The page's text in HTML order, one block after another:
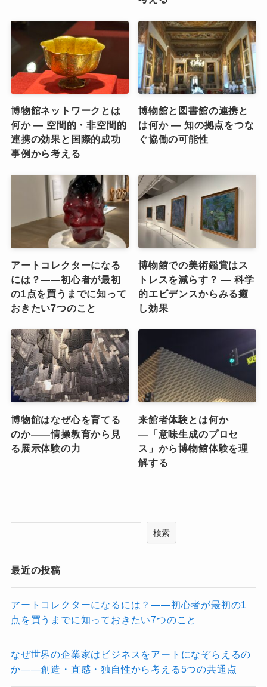
博物館ネットワークとは
何か ― 空間的・非空間的
連携の効果と国際的成功
事例から考える
博物館と図書館の連携と
は何か ― 知の拠点をつな
ぐ協働の可能性
アートコレクターになる
には？――初心者が最初
の1点を買うまでに知って
おきたい7つのこと
博物館での美術鑑賞はス
トレスを減らす？ ― 科学
的エビデンスからみる癒
し効果
博物館はなぜ心を育てる
のか――情操教育から見
る展示体験の力
来館者体験とは何か
―「意味生成のプロセ
ス」から博物館体験を理
解する
検索
最近の投稿
アートコレクターになるには？――初心者が最初の1
点を買うまでに知っておきたい7つのこと
なぜ世界の企業家はビジネスをアートになぞらえるの
か――創造・直感・独自性から考える5つの共通点